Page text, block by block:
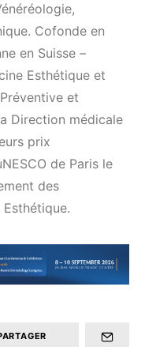
Cofonde en
en Suisse –
Esthétique et
et
Direction médicale
prix
de Paris le
des